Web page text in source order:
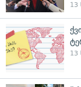
13
13